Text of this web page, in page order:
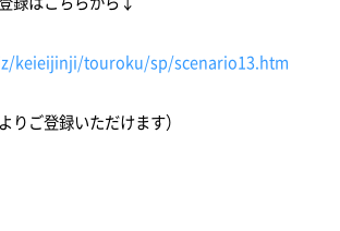
keieijinji/touroku/sp/scenario13.htm
りご登録いただけます）